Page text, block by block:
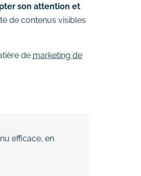
son attention et
de contenus visibles
de marketing de
efficace, en